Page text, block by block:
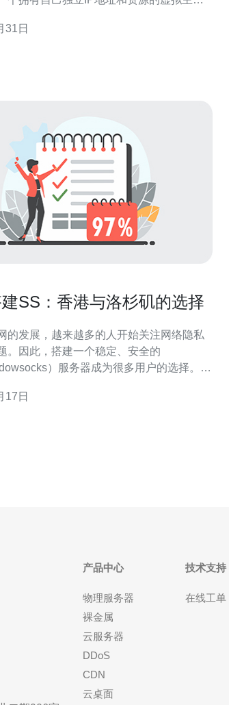
用。在香港，VPS也受到越来越多人的青
31日
SS：香港与洛杉矶的选择
的发展，越来越多的人开始关注网络隐私
。因此，搭建一个稳定、安全的
）服务器成为很多用户的选择。而
一步。本文将重点讨论在香港和洛杉矶两
17日
产品中心
物理服务器
裸金属
云服务器
DDoS
CDN
云桌面
技术支持
在线工单